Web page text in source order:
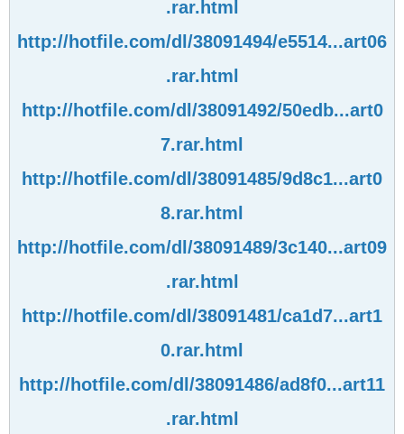
.rar.html
http://hotfile.com/dl/38091494/e5514...art06
.rar.html
http://hotfile.com/dl/38091492/50edb...art0
7.rar.html
http://hotfile.com/dl/38091485/9d8c1...art0
8.rar.html
http://hotfile.com/dl/38091489/3c140...art09
.rar.html
http://hotfile.com/dl/38091481/ca1d7...art1
0.rar.html
http://hotfile.com/dl/38091486/ad8f0...art11
.rar.html